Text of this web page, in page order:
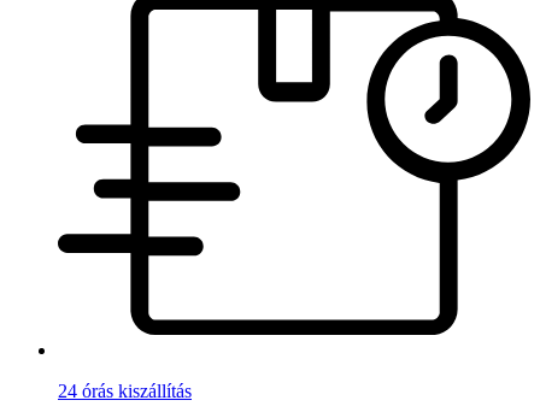
24 órás kiszállítás